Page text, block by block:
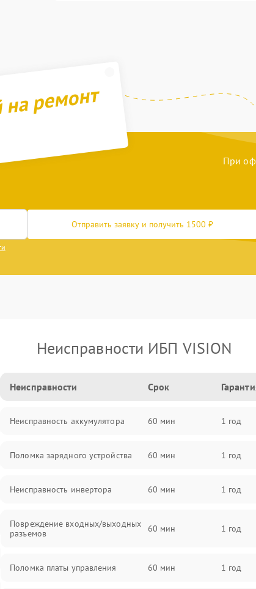
ремонт
При
Отправить заявку и получить 1500 ₽
Неисправности ИБП VISION
Неисправности Срок
Неисправность аккумулятора 60 мин 1 год
Поломка зарядного устройства 60 мин 1 год
Неисправность инвертора 60 мин 1 год
Повреждение входных/выходных
разъемов
60 мин 1 год
Поломка платы управления 60 мин 1 год